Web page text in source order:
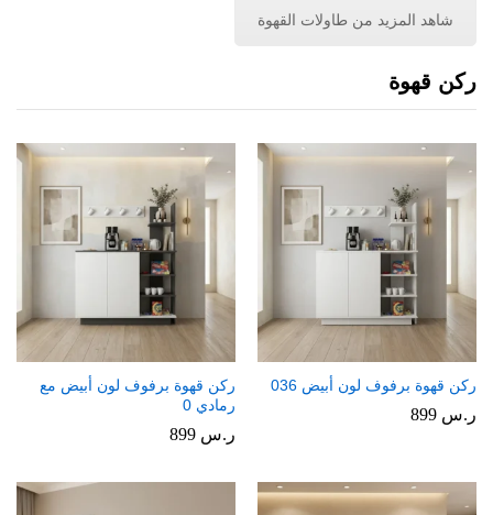
شاهد المزيد من طاولات القهوة
ركن قهوة
ركن قهوة برفوف لون أبيض 036
ر.س
ركن قهوة برفوف لون أبيض مع
رمادي 0
ر.س